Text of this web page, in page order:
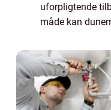
uforpligtende
måde kan
den pågæ...